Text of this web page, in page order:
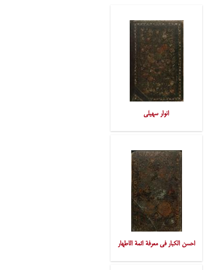
انوار سهیلی
احسن الکبار فی معرفة ائمة الاطهار